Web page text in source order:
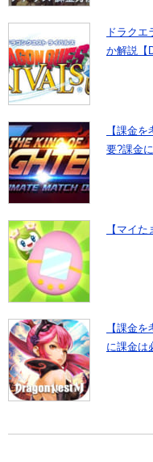
ドラク
か解説【
【課金
要?課金
【マイ
【課金
に課金は